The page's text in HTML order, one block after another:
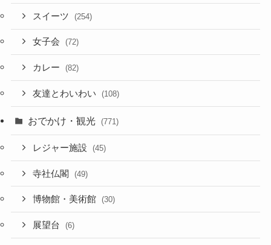
スイーツ (254)
女子会 (72)
カレー (82)
友達とわいわい (108)
おでかけ・観光 (771)
レジャー施設 (45)
寺社仏閣 (49)
博物館・美術館 (30)
展望台 (6)